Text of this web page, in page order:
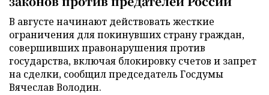
В августе начинают действовать жесткие
ограничения для покинувших страну граждан,
совершивших правонарушения против
государства, включая блокировку счетов и запрет
на сделки, сообщил председатель Госдумы
Вячеслав Володин.